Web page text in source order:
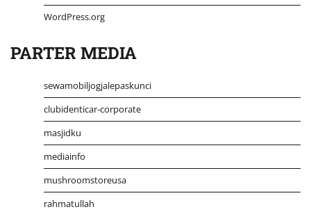
WordPress.org
PARTER MEDIA
sewamobiljogjalepaskunci
clubidenticar-corporate
masjidku
mediainfo
mushroomstoreusa
rahmatullah